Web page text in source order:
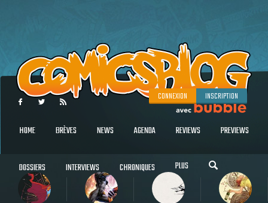
CONNEXION INSCRIPTION
HOME BRÈVES NEWS AGENDA REVIEWS PREVIEWS
DOSSIERS INTERVIEWS CHRONIQUES PLUS